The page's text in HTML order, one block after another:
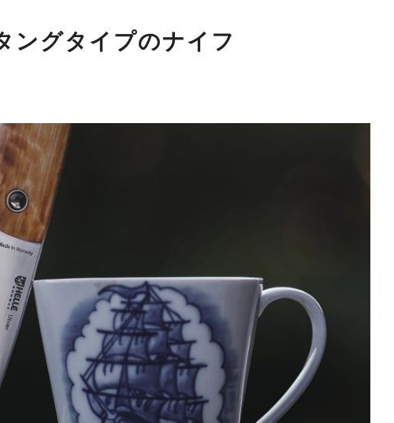
ングタイプのナイフ